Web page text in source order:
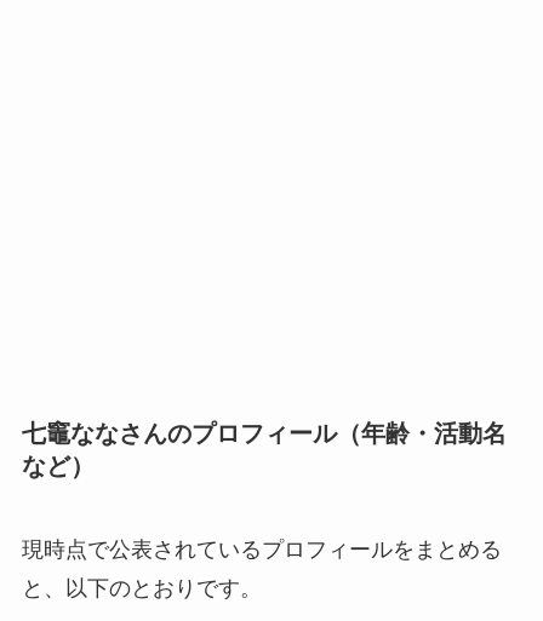
七竈ななさんのプロフィール（年齢・活動名
など）
現時点で公表されているプロフィールをまとめる
と、以下のとおりです。